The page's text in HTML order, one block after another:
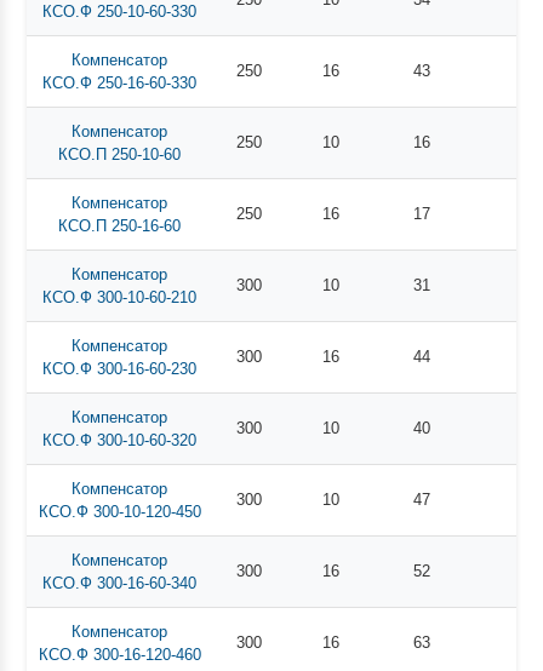
КСО.Ф 250-10-60-330
Компенсатор
КСО.Ф 250-16-60-330
250 16 43
Компенсатор
КСО.П 250-10-60
250 10 16
Компенсатор
КСО.П 250-16-60
250 16 17
Компенсатор
КСО.Ф 300-10-60-210
300 10 31
Компенсатор
КСО.Ф 300-16-60-230
300 16 44
Компенсатор
КСО.Ф 300-10-60-320
300 10 40
Компенсатор
КСО.Ф 300-10-120-450
300 10 47
Компенсатор
КСО.Ф 300-16-60-340
300 16 52
Компенсатор
КСО.Ф 300-16-120-460
300 16 63